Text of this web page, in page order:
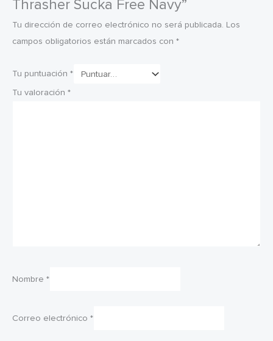
Thrasher Sucka Free Navy”
Tu dirección de correo electrónico no será publicada. Los
campos obligatorios están marcados con *
Tu puntuación *
Tu valoración *
Nombre *
Correo electrónico *